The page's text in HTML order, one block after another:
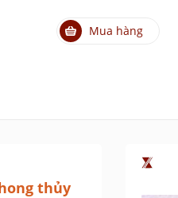
Mua hàng
thủy